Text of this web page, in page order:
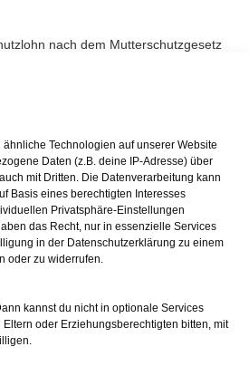
Technologien auf unserer Website
Daten (z.B. deine IP-Adresse) über
mit Dritten. Die Datenverarbeitung kann
Basis eines berechtigten Interesses
Privatsphäre-Einstellungen
das Recht, nur in essenzielle Services
in der Datenschutzerklärung zu einem
oder zu widerrufen.
kannst du nicht in optionale Services
oder Erziehungsberechtigten bitten, mit
nach dem Mutterschutzgesetz
mutterschutzrechtliche
durch Vorlage der ärztlichen
Arbeitgeber nicht, Umstände
ein Beschäftigungsverbot auf
beruht. Das Vorhandensein eines
Auffassung des LAG aber keinen